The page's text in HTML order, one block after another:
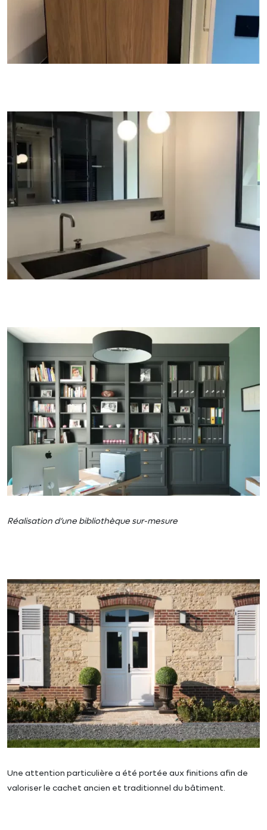
Réalisation d’une bibliothèque sur-mesure
Une attention particulière a été portée aux finitions afin de
valoriser le cachet ancien et traditionnel du bâtiment.